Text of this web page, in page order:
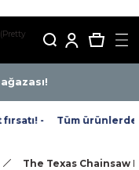
- Tüm ürünlerde
The Texas Chainsaw